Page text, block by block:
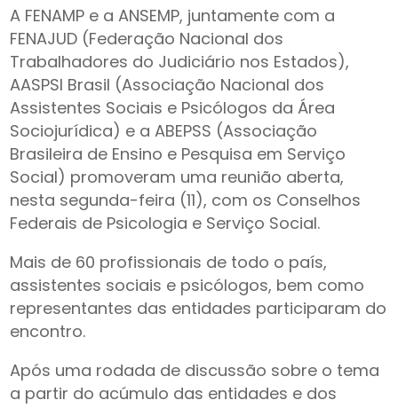
A FENAMP e a ANSEMP, juntamente com a
FENAJUD (Federação Nacional dos
Trabalhadores do Judiciário nos Estados),
AASPSI Brasil (Associação Nacional dos
Assistentes Sociais e Psicólogos da Área
Sociojurídica) e a ABEPSS (Associação
Brasileira de Ensino e Pesquisa em Serviço
Social) promoveram uma reunião aberta,
nesta segunda-feira (11), com os Conselhos
Federais de Psicologia e Serviço Social.
Mais de 60 profissionais de todo o país,
assistentes sociais e psicólogos, bem como
representantes das entidades participaram do
encontro.
Após uma rodada de discussão sobre o tema
a partir do acúmulo das entidades e dos